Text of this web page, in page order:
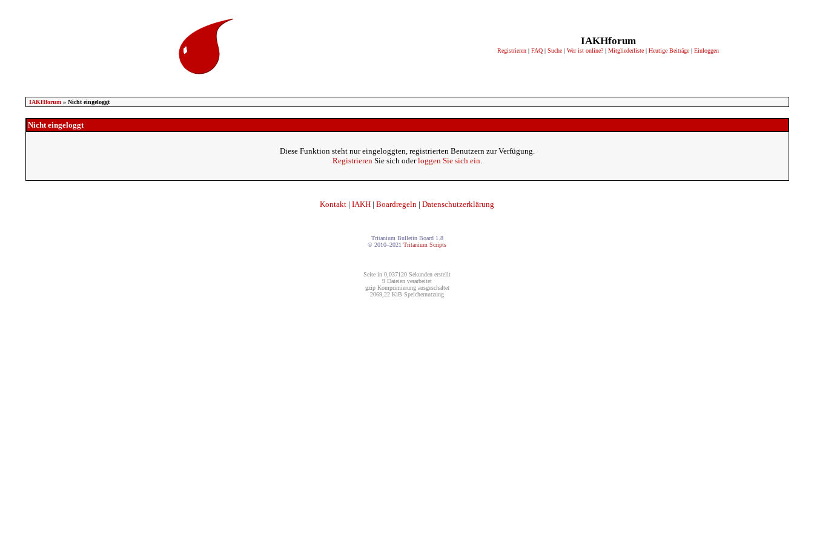
IAKHforum
Registrieren | FAQ | Suche | Wer ist online? | Mitgliederliste | Heutige Beiträge | Einloggen
IAKHforum» Nicht eingeloggt
Nicht eingeloggt
Diese Funktion steht nur eingeloggten, registrierten Benutzern zur Verfügung.
RegistrierenSie sich oderloggen Sie sich ein.
Kontakt | IAKH | Boardregeln | Datenschutzerklärung
Tritanium Bulletin Board 1.8
© 2010–2021 Tritanium Scripts
Seite in 0,037120 Sekunden erstellt
9 Dateien verarbeitet
gzip Komprimierung ausgeschaltet
2069,22 KiB Speichernutzung